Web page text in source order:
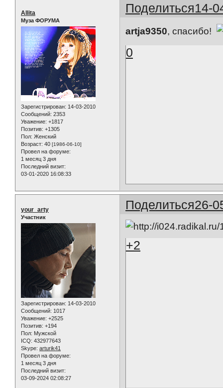
Поделиться14-
Allita
Муза ФОРУМА
Зарегистрирован: 14-03-2010
Сообщений: 2353
Уважение: +1817
Позитив: +1305
Пол: Женский
Возраст: 40 [1986-06-10]
Провел на форуме:
1 месяц 3 дня
Последний визит:
03-01-2020 16:08:33
artja9350, спасибо!
0
Поделиться26-
your_arty
Участник
Зарегистрирован: 14-03-2010
Сообщений: 1017
Уважение: +2525
Позитив: +194
Пол: Мужской
ICQ: 432977643
Skype: arturik41
Провел на форуме:
1 месяц 3 дня
Последний визит:
03-09-2024 02:08:27
+2